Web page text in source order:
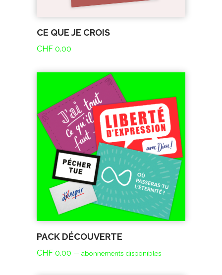
CE QUE JE CROIS
CHF 0.00
PACK DÉCOUVERTE
CHF 0.00 — abonnements disponibles